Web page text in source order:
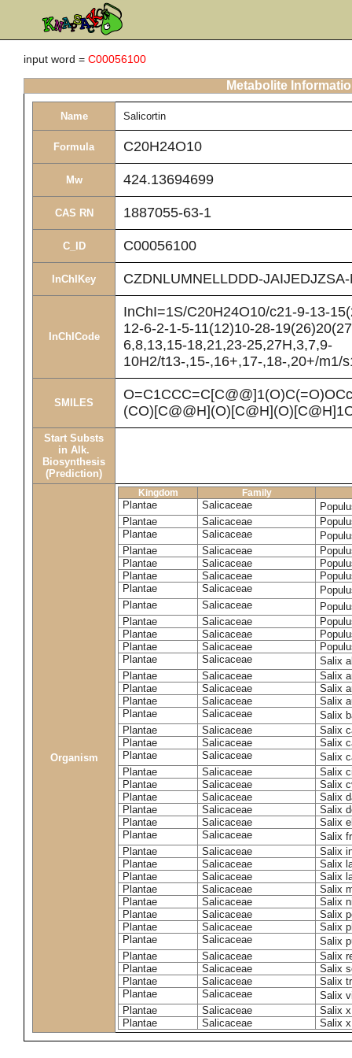
input word = C00056100
Metabolite
Name Salicortin
Formula C20H24O10
Mw 424.13694699
CAS RN 1887055-63-1
C_ID C00056100
InChIKey CZDNLUMNELLDDD-
InChICode
InChI=1S/C20H24O10/c21-9-13-
12-6-2-1-5-11(12)10-28-
6,8,13,15-18,21,23-25,27H,3,7,9-
10H2/t13-,15-,16+,17-,18-,20+/m1/
SMILES
Start Substs
in Alk.
Biosynthesis
(Prediction)
Organism
Kingdom Family
Plantae Salicaceae
Plantae
Salicaceae
Plantae
Salicaceae
Plantae
Salicaceae
Plantae
Salicaceae
Plantae
Salicaceae
Plantae
Salicaceae
Plantae
Salicaceae
Plantae
Salicaceae
Plantae
Salicaceae
Plantae
Salicaceae
Plantae
Salicaceae
Salix
Plantae
Salicaceae
Salix
Plantae
Salicaceae
Salix
Plantae
Salicaceae
Salix
Plantae
Salicaceae
Salix
Plantae
Salicaceae
Salix
Plantae
Salicaceae
Salix
Plantae
Salicaceae
Salix
Plantae
Salicaceae
Salix
Plantae
Salicaceae
Salix
Plantae
Salicaceae
Salix
Plantae
Salicaceae
Salix
Plantae
Salicaceae
Salix
Plantae
Salicaceae
Salix
Plantae
Salicaceae
Salix
Plantae
Salicaceae
Salix
Plantae
Salicaceae
Salix
Plantae
Salicaceae
Salix
Plantae
Salicaceae
Salix
Plantae
Salicaceae
Salix
Plantae
Salicaceae
Salix
Plantae
Salicaceae
Salix
Plantae
Salicaceae
Salix
Plantae
Salicaceae
Salix
Plantae
Salicaceae
Salix
Plantae
Salicaceae
Salix
Plantae
Salicaceae
Salix
Plantae
Salicaceae Salix